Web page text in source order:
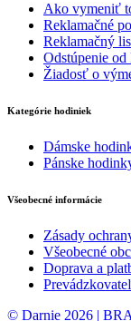
Ako vymeniť
Reklamačné
Reklamačný
Odstúpenie
Žiadosť o
Kategórie hodiniek
Dámske
Pánske
Všeobecné informácie
Zásady
Všeobecné
Doprava a
© Darnie 2026 |